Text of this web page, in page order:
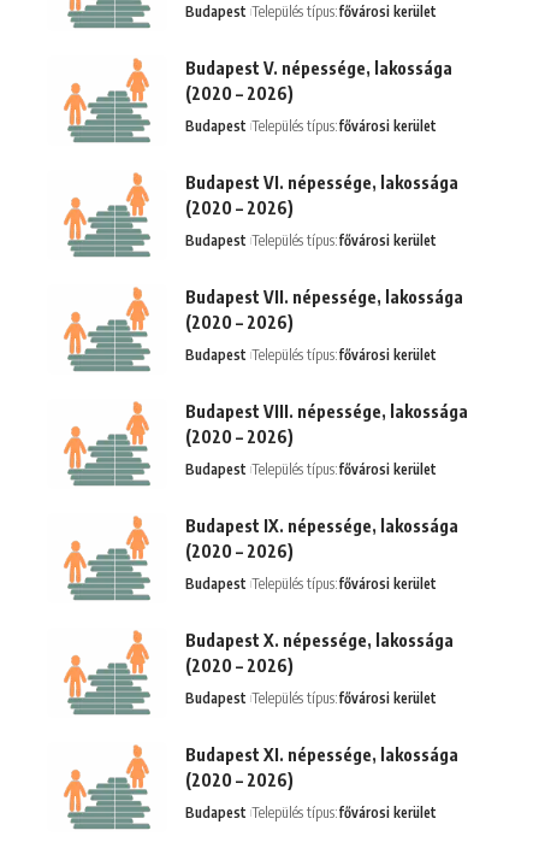
Budapest Település típus:fővárosi kerület
Budapest V. népessége, lakossága
(2020 – 2026)
Budapest Település típus:fővárosi kerület
Budapest VI. népessége, lakossága
(2020 – 2026)
Budapest Település típus:fővárosi kerület
Budapest VII. népessége, lakossága
(2020 – 2026)
Budapest Település típus:fővárosi kerület
Budapest VIII. népessége, lakossága
(2020 – 2026)
Budapest Település típus:fővárosi kerület
Budapest IX. népessége, lakossága
(2020 – 2026)
Budapest Település típus:fővárosi kerület
Budapest X. népessége, lakossága
(2020 – 2026)
Budapest Település típus:fővárosi kerület
Budapest XI. népessége, lakossága
(2020 – 2026)
Budapest Település típus:fővárosi kerület